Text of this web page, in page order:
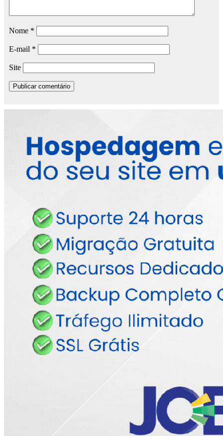
Nome *
E-mail *
Site